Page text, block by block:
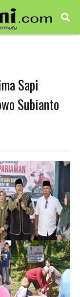
Sapi
Subianto